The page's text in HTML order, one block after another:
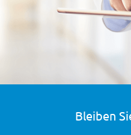
Bleiben